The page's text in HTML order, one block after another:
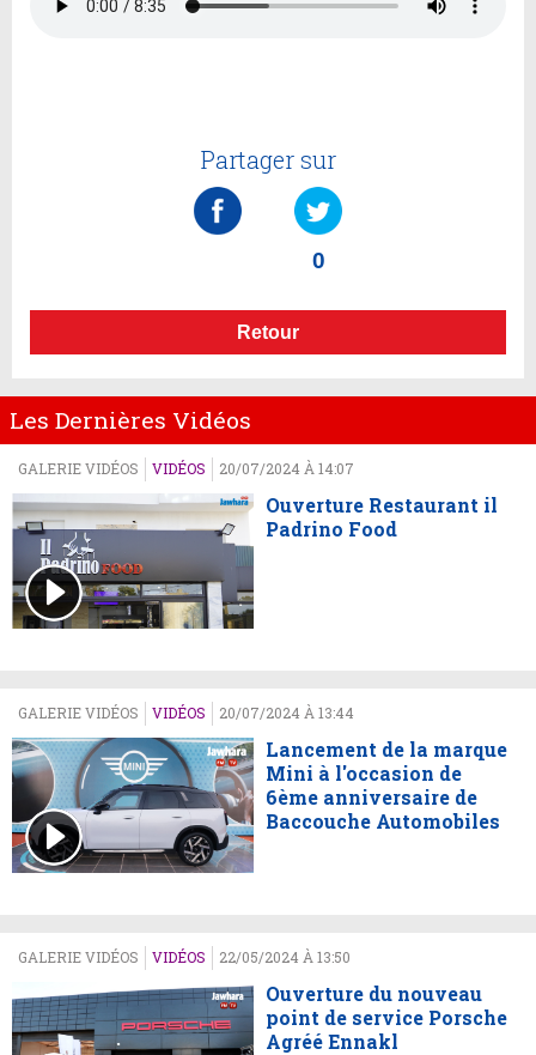
Partager sur
0
Retour
Les Dernières Vidéos
GALERIE VIDÉOS VIDÉOS 20/07/2024 À 14:07
Ouverture Restaurant il
Padrino Food
GALERIE VIDÉOS VIDÉOS 20/07/2024 À 13:44
Lancement de la marque
Mini à l'occasion de
6ème anniversaire de
Baccouche Automobiles
GALERIE VIDÉOS VIDÉOS 22/05/2024 À 13:50
Ouverture du nouveau
point de service Porsche
Agréé Ennakl